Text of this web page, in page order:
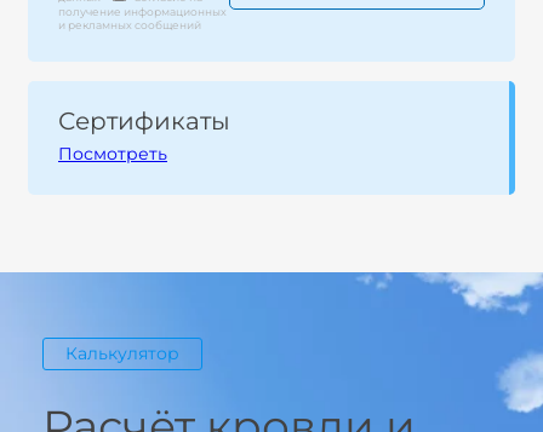
получение информационных
и рекламных сообщений
Сертификаты
Посмотреть
Калькулятор